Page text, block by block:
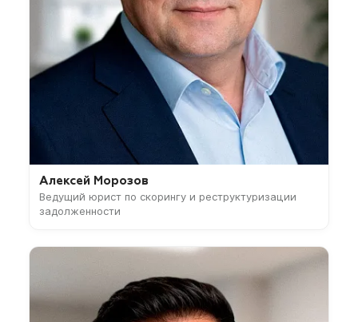
Алексей Морозов
Ведущий юрист по скорингу и реструктуризации
задолженности